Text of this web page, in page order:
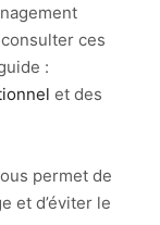
ces
:
et des
permet de
et d’éviter le